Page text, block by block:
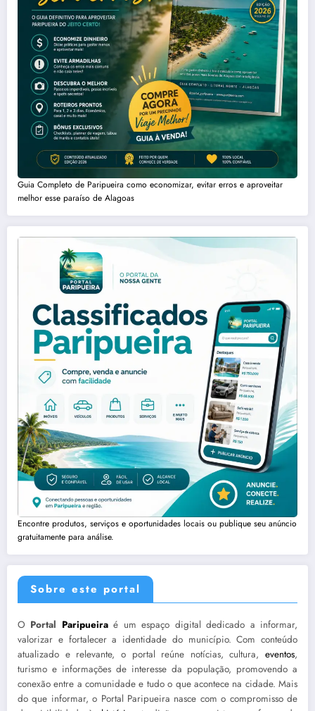
Guia Completo de Paripueira como economizar, evitar erros e aproveitar
melhor esse paraíso de Alagoas
Encontre produtos, serviços e oportunidades locais ou publique seu anúncio
gratuitamente para análise.
Sobre este portal
O Portal Paripueiraé um espaço digital dedicado a informar,
valorizar e fortalecer a identidade do município. Com conteúdo
atualizado e relevante, o portal reúne notícias, cultura, eventos,
turismo e informações de interesse da população, promovendo a
conexão entre a comunidade e tudo o que acontece na cidade. Mais
do que informar, o Portal Paripueira nasce com o compromisso de